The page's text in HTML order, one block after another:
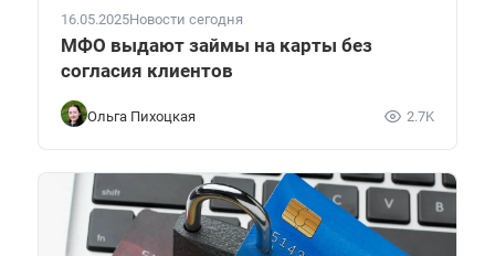
16.05.2025Новости сегодня
МФО выдают займы на карты без
согласия клиентов
Ольга Пихоцкая 2.7K